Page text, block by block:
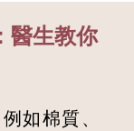
醫生教你
如棉質、